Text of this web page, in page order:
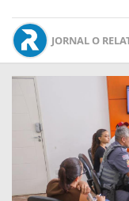
JORNAL O